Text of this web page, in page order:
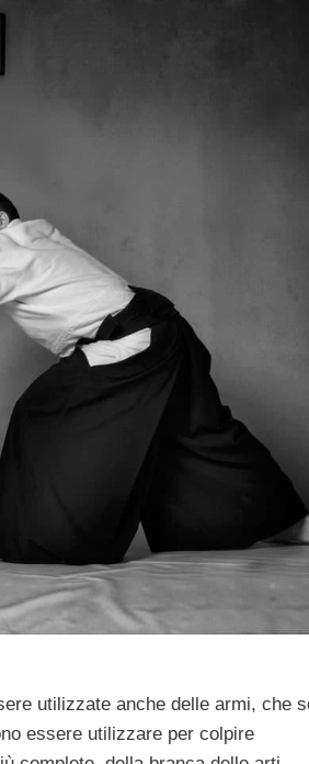
utilizzate anche delle armi, che
essere utilizzare per colpire